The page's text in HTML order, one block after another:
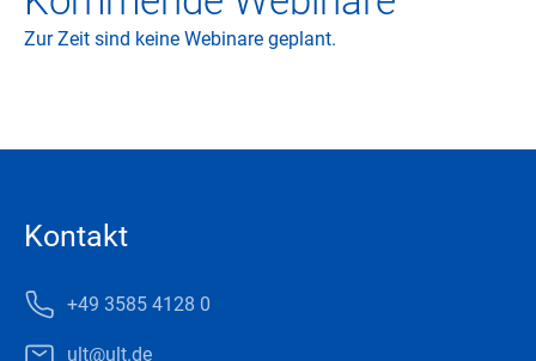
Zur Zeit sind keine Webinare geplant.
Kontakt
+49 3585 4128 0
ult@ult.de